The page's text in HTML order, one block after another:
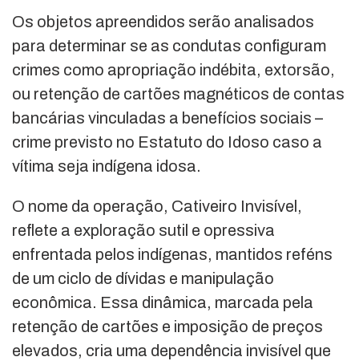
Os objetos apreendidos serão analisados
para determinar se as condutas configuram
crimes como apropriação indébita, extorsão,
ou retenção de cartões magnéticos de contas
bancárias vinculadas a benefícios sociais –
crime previsto no Estatuto do Idoso caso a
vítima seja indígena idosa.
O nome da operação, Cativeiro Invisível,
reflete a exploração sutil e opressiva
enfrentada pelos indígenas, mantidos reféns
de um ciclo de dívidas e manipulação
econômica. Essa dinâmica, marcada pela
retenção de cartões e imposição de preços
elevados, cria uma dependência invisível que